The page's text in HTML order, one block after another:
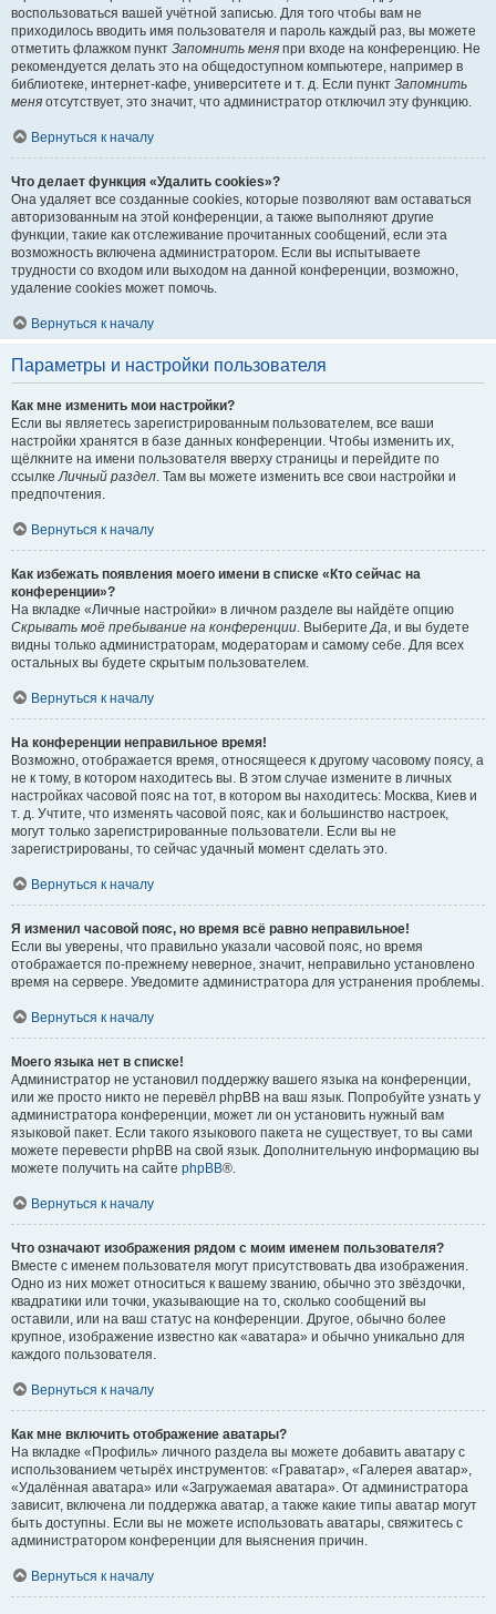
воспользоваться вашей учётной записью. Для того чтобы вам не
приходилось вводить имя пользователя и пароль каждый раз, вы можете
отметить флажком пункт Запомнить меня при входе на конференцию. Не
рекомендуется делать это на общедоступном компьютере, например в
библиотеке, интернет-кафе, университете и т. д. Если пункт Запомнить
меня отсутствует, это значит, что администратор отключил эту функцию.
Вернуться к началу
Что делает функция «Удалить cookies»?
Она удаляет все созданные cookies, которые позволяют вам оставаться
авторизованным на этой конференции, а также выполняют другие
функции, такие как отслеживание прочитанных сообщений, если эта
возможность включена администратором. Если вы испытываете
трудности со входом или выходом на данной конференции, возможно,
удаление cookies может помочь.
Вернуться к началу
Параметры и настройки пользователя
Как мне изменить мои настройки?
Если вы являетесь зарегистрированным пользователем, все ваши
настройки хранятся в базе данных конференции. Чтобы изменить их,
щёлкните на имени пользователя вверху страницы и перейдите по
ссылкеЛичный раздел. Там вы можете изменить все свои настройки и
предпочтения.
Вернуться к началу
Как избежать появления моего имени в списке «Кто сейчас на
конференции»?
На вкладке «Личные настройки» в личном разделе вы найдёте опцию
Скрывать моё пребывание на конференции. ВыберитеДа, и вы будете
видны только администраторам, модераторам и самому себе. Для всех
остальных вы будете скрытым пользователем.
Вернуться к началу
На конференции неправильное время!
Возможно, отображается время, относящееся к другому часовому поясу, а
не к тому, в котором находитесь вы. В этом случае измените в личных
настройках часовой пояс на тот, в котором вы находитесь: Москва, Киев и
т. д. Учтите, что изменять часовой пояс, как и большинство настроек,
могут только зарегистрированные пользователи. Если вы не
зарегистрированы, то сейчас удачный момент сделать это.
Вернуться к началу
Я изменил часовой пояс, но время всё равно неправильное!
Если вы уверены, что правильно указали часовой пояс, но время
отображается по-прежнему неверное, значит, неправильно установлено
время на сервере. Уведомите администратора для устранения проблемы.
Вернуться к началу
Моего языка нет в списке!
Администратор не установил поддержку вашего языка на конференции,
или же просто никто не перевёл phpBB на ваш язык. Попробуйте узнать у
администратора конференции, может ли он установить нужный вам
языковой пакет. Если такого языкового пакета не существует, то вы сами
можете перевести phpBB на свой язык. Дополнительную информацию вы
можете получить на сайте phpBB®.
Вернуться к началу
Что означают изображения рядом с моим именем пользователя?
Вместе с именем пользователя могут присутствовать два изображения.
Одно из них может относиться к вашему званию, обычно это звёздочки,
квадратики или точки, указывающие на то, сколько сообщений вы
оставили, или на ваш статус на конференции. Другое, обычно более
крупное, изображение известно как «аватара» и обычно уникально для
каждого пользователя.
Вернуться к началу
Как мне включить отображение аватары?
На вкладке «Профиль» личного раздела вы можете добавить аватару с
использованием четырёх инструментов: «Граватар», «Галерея аватар»,
«Удалённая аватара» или «Загружаемая аватара». От администратора
зависит, включена ли поддержка аватар, а также какие типы аватар могут
быть доступны. Если вы не можете использовать аватары, свяжитесь с
администратором конференции для выяснения причин.
Вернуться к началу